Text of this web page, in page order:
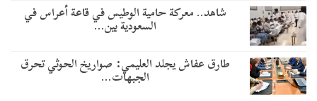
شاهد.. معركة حامية الوطيس في قاعة أعراس في
السعودية بين…
طارق عفاش يجلد العليمي: صواريخ الحوثي تحرق
الجبهات…